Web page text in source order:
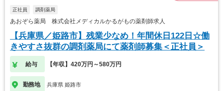
正社員 調剤薬局
あおぞら薬局 株式会社メディカルかるがもの薬剤師求人
【兵庫県／姫路市】残業少なめ！年間休日122日☆働
きやすさ抜群の調剤薬局にて薬剤師募集＜正社員＞
給与 【年収】420万円～580万円
勤務地 兵庫県 姫路市